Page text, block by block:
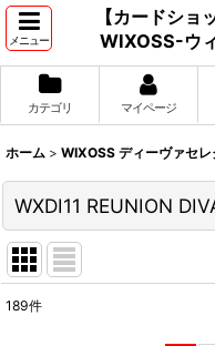
メニュー
【カードショ
WIXOSS-ウ
カテゴリ マイページ
ホーム > WIXOSS ディーヴァセ
WXDI11 REUNION
189件